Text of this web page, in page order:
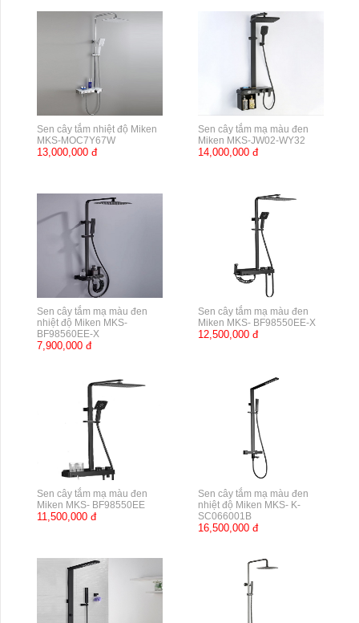
Sen cây tắm nhiệt độ Miken
MKS-MOC7Y67W
13,000,000 đ
Sen cây tắm mạ màu đen
Miken MKS-JW02-WY32
14,000,000 đ
Sen cây tắm mạ màu đen
nhiệt độ Miken MKS-
BF98560EE-X
7,900,000 đ
Sen cây tắm mạ màu đen
Miken MKS- BF98550EE-X
12,500,000 đ
Sen cây tắm mạ màu đen
Miken MKS- BF98550EE
11,500,000 đ
Sen cây tắm mạ màu đen
nhiệt độ Miken MKS- K-
SC066001B
16,500,000 đ